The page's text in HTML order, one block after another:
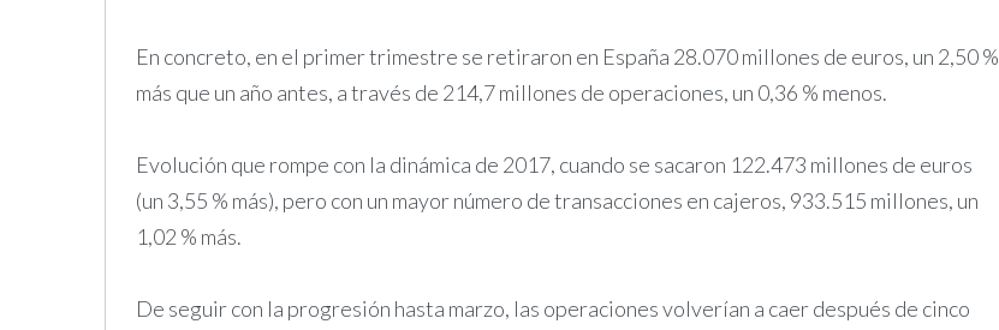
En concreto, en el primer trimestre se retiraron en España 28.070 millones de euros, un 2,50 %
más que un año antes, a través de 214,7 millones de operaciones, un 0,36 % menos.
Evolución que rompe con la dinámica de 2017, cuando se sacaron 122.473 millones de euros
(un 3,55 % más), pero con un mayor número de transacciones en cajeros, 933.515 millones, un
1,02 % más.
De seguir con la progresión hasta marzo, las operaciones volverían a caer después de cinco